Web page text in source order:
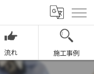
流れ 施工事例